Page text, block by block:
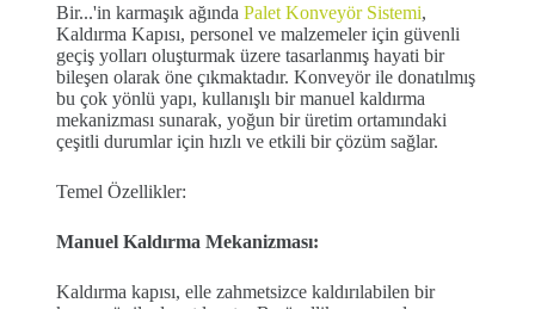
Bir...'in karmaşık ağında Palet Konveyör Sistemi,
Kaldırma Kapısı, personel ve malzemeler için güvenli
geçiş yolları oluşturmak üzere tasarlanmış hayati bir
bileşen olarak öne çıkmaktadır. Konveyör ile donatılmış
bu çok yönlü yapı, kullanışlı bir manuel kaldırma
mekanizması sunarak, yoğun bir üretim ortamındaki
çeşitli durumlar için hızlı ve etkili bir çözüm sağlar.
Temel Özellikler:
Manuel Kaldırma Mekanizması:
Kaldırma kapısı, elle zahmetsizce kaldırılabilen bir